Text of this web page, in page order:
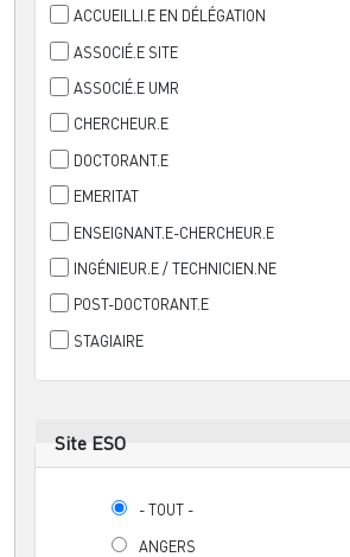
ACCUEILLI.E EN DÉLÉGATION
ASSOCIÉ.E SITE
ASSOCIÉ.E UMR
CHERCHEUR.E
DOCTORANT.E
EMERITAT
ENSEIGNANT.E-CHERCHEUR.E
INGÉNIEUR.E / TECHNICIEN.NE
POST-DOCTORANT.E
STAGIAIRE
Site ESO
- TOUT -
ANGERS